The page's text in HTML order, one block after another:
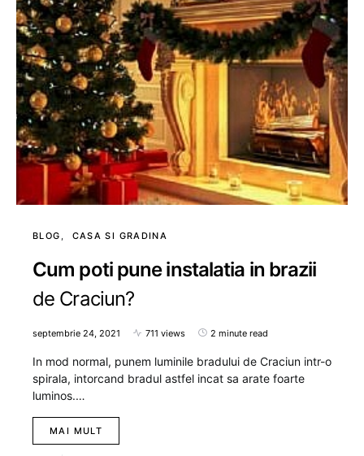
BLOG CASA SI GRADINA
Cum poti pune instalatia in brazii
de Craciun?
septembrie 24, 2021 711 views 2 minute read
In mod normal, punem luminile bradului de Craciun intr-o
spirala, intorcand bradul astfel incat sa arate foarte
luminos.…
MAI MULT